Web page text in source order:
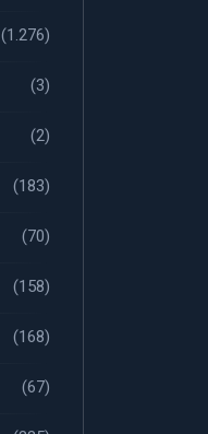
(1.276)
(3)
(2)
(183)
(70)
(158)
(168)
(67)